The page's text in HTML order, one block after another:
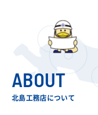
ABOUT
北島工務店について